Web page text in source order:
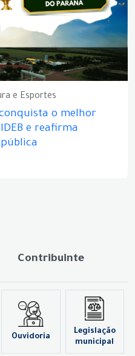
e Esportes
o melhor
e reafirma
Contribuinte
Ouvidoria
Legislação
municipal